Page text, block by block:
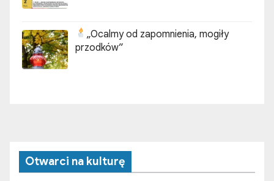
Otwarci na kulturę